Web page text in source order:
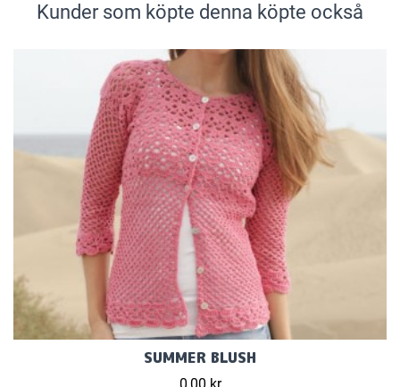
Kunder som köpte denna köpte också
SUMMER BLUSH